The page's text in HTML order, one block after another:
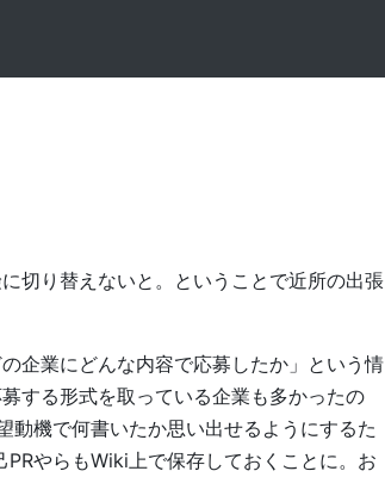
切り替えないと。ということで近所の出張
企業にどんな内容で応募したか」という情
する形式を取っている企業も多かったの
動機で何書いたか思い出せるようにするた
やらもWiki上で保存しておくことに。お